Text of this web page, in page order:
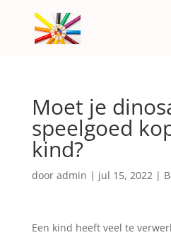
Moet je
speelgoed
kind?
door admin | jul 15, 2022|
Een kind heeft veel te